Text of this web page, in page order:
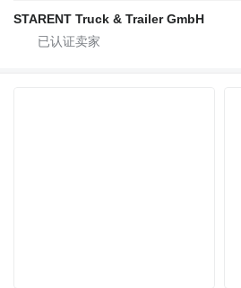
STARENT Truck & Trailer GmbH